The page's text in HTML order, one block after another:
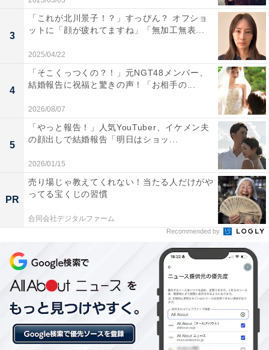
3
「これが北川景子！？」すっぴん？ オフショ
ットに「顔が疲れてますね」「無加工無表...
2025/04/22
4
「そこくっつくの？！」元NGT48メンバー、
結婚報告に祝福と驚きの声！「お相手の...
2026/08/07
5
「やっと報告！」人気YouTuber、イケメン夫
の顔出しで結婚報告「明日はショッ...
2026/01/15
PR
売り場じゃ教えてくれない！当たる人だけがや
ってる宝くじの習慣
合同会社デジタルファーム
Recommended by